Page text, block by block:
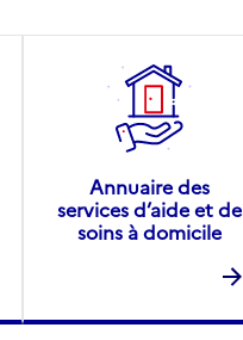
Annuaire des
services d’aide et de
soins à domicile